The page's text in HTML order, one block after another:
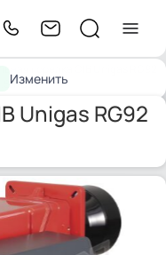
Изменить
Unigas RG92